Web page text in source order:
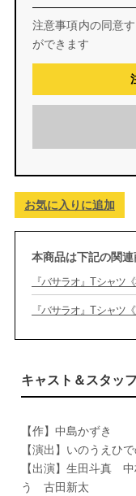
注意事項内の同意
ができます
お気に入りに追加
本商品は下記の関
『バサラオ』Tシャツ《
『バサラオ』Tシャツ《
キャスト＆スタッフ
【作】中島かずき
【演出】いのうえひで
【出演】生田斗真
う 古田新太